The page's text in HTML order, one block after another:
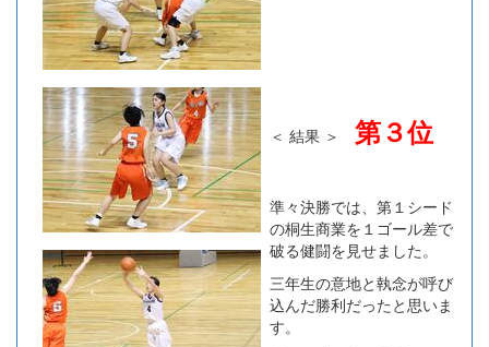
＜ 結果 ＞ 第３位
準々決勝では、 第１シード
の桐生商業を１ゴール差で
破る健闘を見せました。
三年生の意地と執念が呼び
込んだ勝利だったと思いま
す。